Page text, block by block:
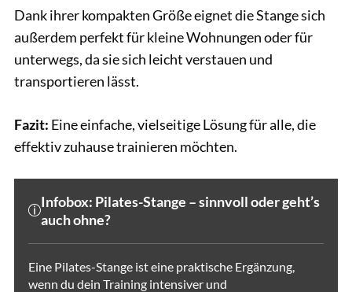
Dank ihrer kompakten Größe eignet die Stange sich
außerdem perfekt für kleine Wohnungen oder für
unterwegs, da sie sich leicht verstauen und
transportieren lässt.
Fazit: Eine einfache, vielseitige Lösung für alle, die
effektiv zuhause trainieren möchten.
Infobox: Pilates-Stange – sinnvoll oder geht’s
auch ohne?
Eine Pilates-Stange ist eine praktische Ergänzung,
wenn du dein Training intensiver und